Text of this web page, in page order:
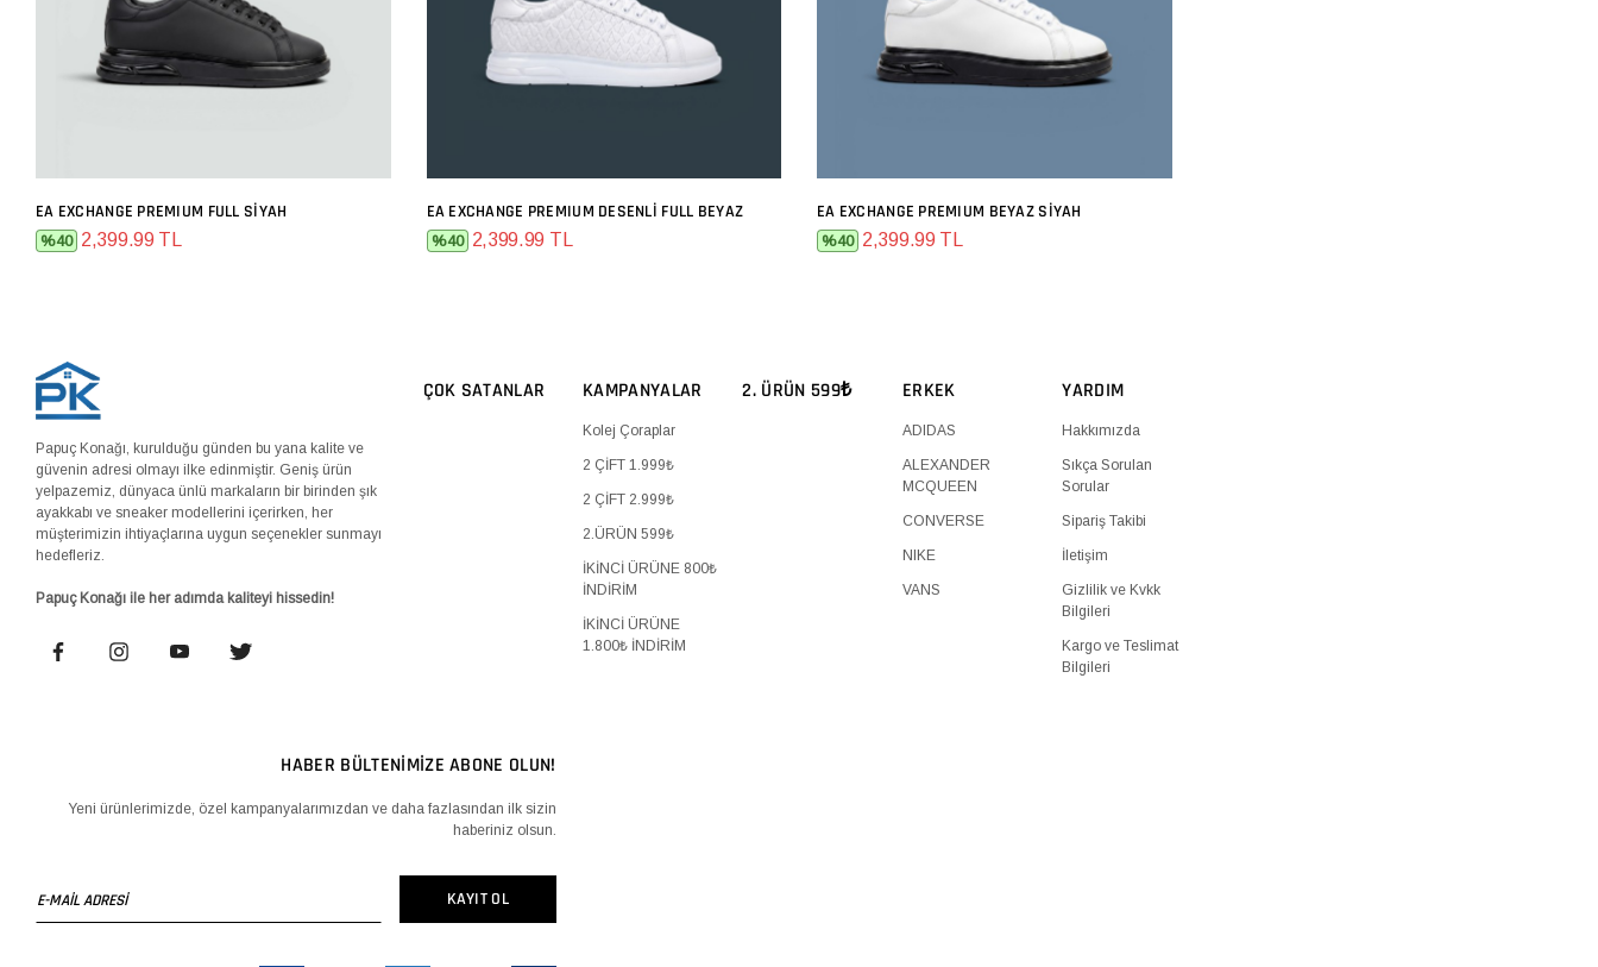
SEPETE EKLE
EA EXCHANGE PREMIUM FULL SIYAH
%40 2,399.99 TL
SEPETE EKLE
EA EXCHANGE PREMIUM DESENLI FULL BEYAZ
%40 2,399.99 TL
SEPETE EKLE
EA EXCHANGE PREMIUM BEYAZ SIYAH
%40 2,399.99 TL
Papuç Konağı, kurulduğu günden bu yana kalite ve
güvenin adresi olmayı ilke edinmiştir. Geniş ürün
yelpazemiz, dünyaca ünlü markaların bir birinden şık
ayakkabı ve sneaker modellerini içerirken, her
müşterimizin ihtiyaçlarına uygun seçenekler sunmayı
hedefleriz.
Papuç Konağı ile her adımda kaliteyi hissedin!
ÇOK SATANLAR KAMPANYALAR
Kolej Çoraplar
2 ÇİFT 1.999₺
2 ÇİFT 2.999₺
2.ÜRÜN 599₺
İKİNCİ ÜRÜNE 800₺
İNDİRİM
İKİNCİ ÜRÜNE
1.800₺ İNDİRİM
2. ÜRÜN 599₺ ERKEK
ADIDAS
ALEXANDER
MCQUEEN
CONVERSE
NIKE
VANS
YARDIM
Hakkımızda
Sıkça Sorulan
Sorular
Sipariş Takibi
İletişim
Gizlilik ve Kvkk
Bilgileri
Kargo ve Teslimat
Bilgileri
HABER BÜLTENİMİZE ABONE OLUN!
Yeni ürünlerimizde, özel kampanyalarımızdan ve daha fazlasından ilk sizin
haberiniz olsun.
MAİL
KAYIT OL